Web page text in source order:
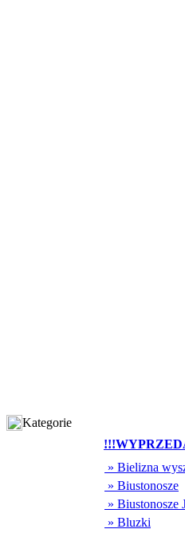
Kategorie
» Bielizna
» Biustonosze
» Biustonosze
» Bluzki